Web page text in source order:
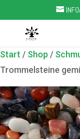
Start / Shop /
Trommelsteine